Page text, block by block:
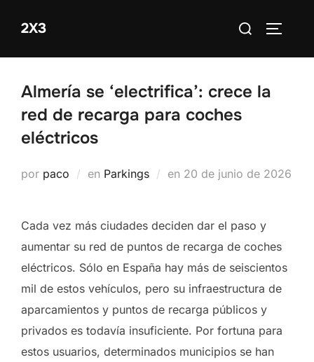
2X3 Buscar:
Almería se ‘electrifica’: crece la
red de recarga para coches
eléctricos
por paco en Parkings en Publicado
20 de junio de 2026
Cada vez más ciudades deciden dar el paso y
aumentar su red de puntos de recarga de coches
eléctricos. Sólo en España hay más de seiscientos
mil de estos vehículos, pero su infraestructura de
aparcamientos y puntos de recarga públicos y
privados es todavía insuficiente. Por fortuna para
estos usuarios, determinados municipios se han